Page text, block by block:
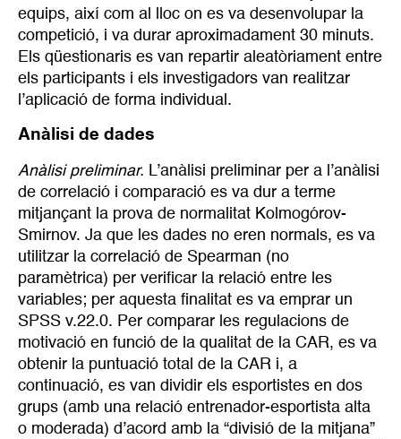
equips, així com al lloc on es va desenvolupar la
competició, i va durar aproximadament 30 minuts.
Els qüestionaris es van repartir aleatòriament entre
els participants i els investigadors van realitzar
l’aplicació de forma individual.
Anàlisi de dades
Anàlisi preliminar. L’anàlisi preliminar per a l’anàlisi
de correlació i comparació es va dur a terme
mitjançant la prova de normalitat Kolmogórov-
Smirnov. Ja que les dades no eren normals, es va
utilitzar la correlació de Spearman (no
paramètrica) per verificar la relació entre les
variables; per aquesta finalitat es va emprar un
SPSS v.22.0. Per comparar les regulacions de
motivació en funció de la qualitat de la CAR, es va
obtenir la puntuació total de la CAR i, a
continuació, es van dividir els esportistes en dos
grups (amb una relació entrenador-esportista alta
o moderada) d’acord amb la “divisió de la mitjana”